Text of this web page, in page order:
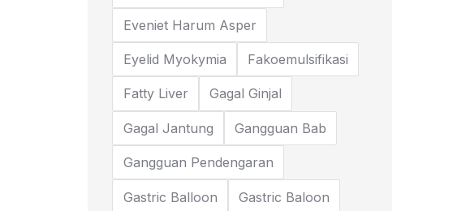
Eveniet Harum Asper
Eyelid Myokymia Fakoemulsifikasi
Fatty Liver Gagal Ginjal
Gagal Jantung Gangguan Bab
Gangguan Pendengaran
Gastric Balloon Gastric Baloon